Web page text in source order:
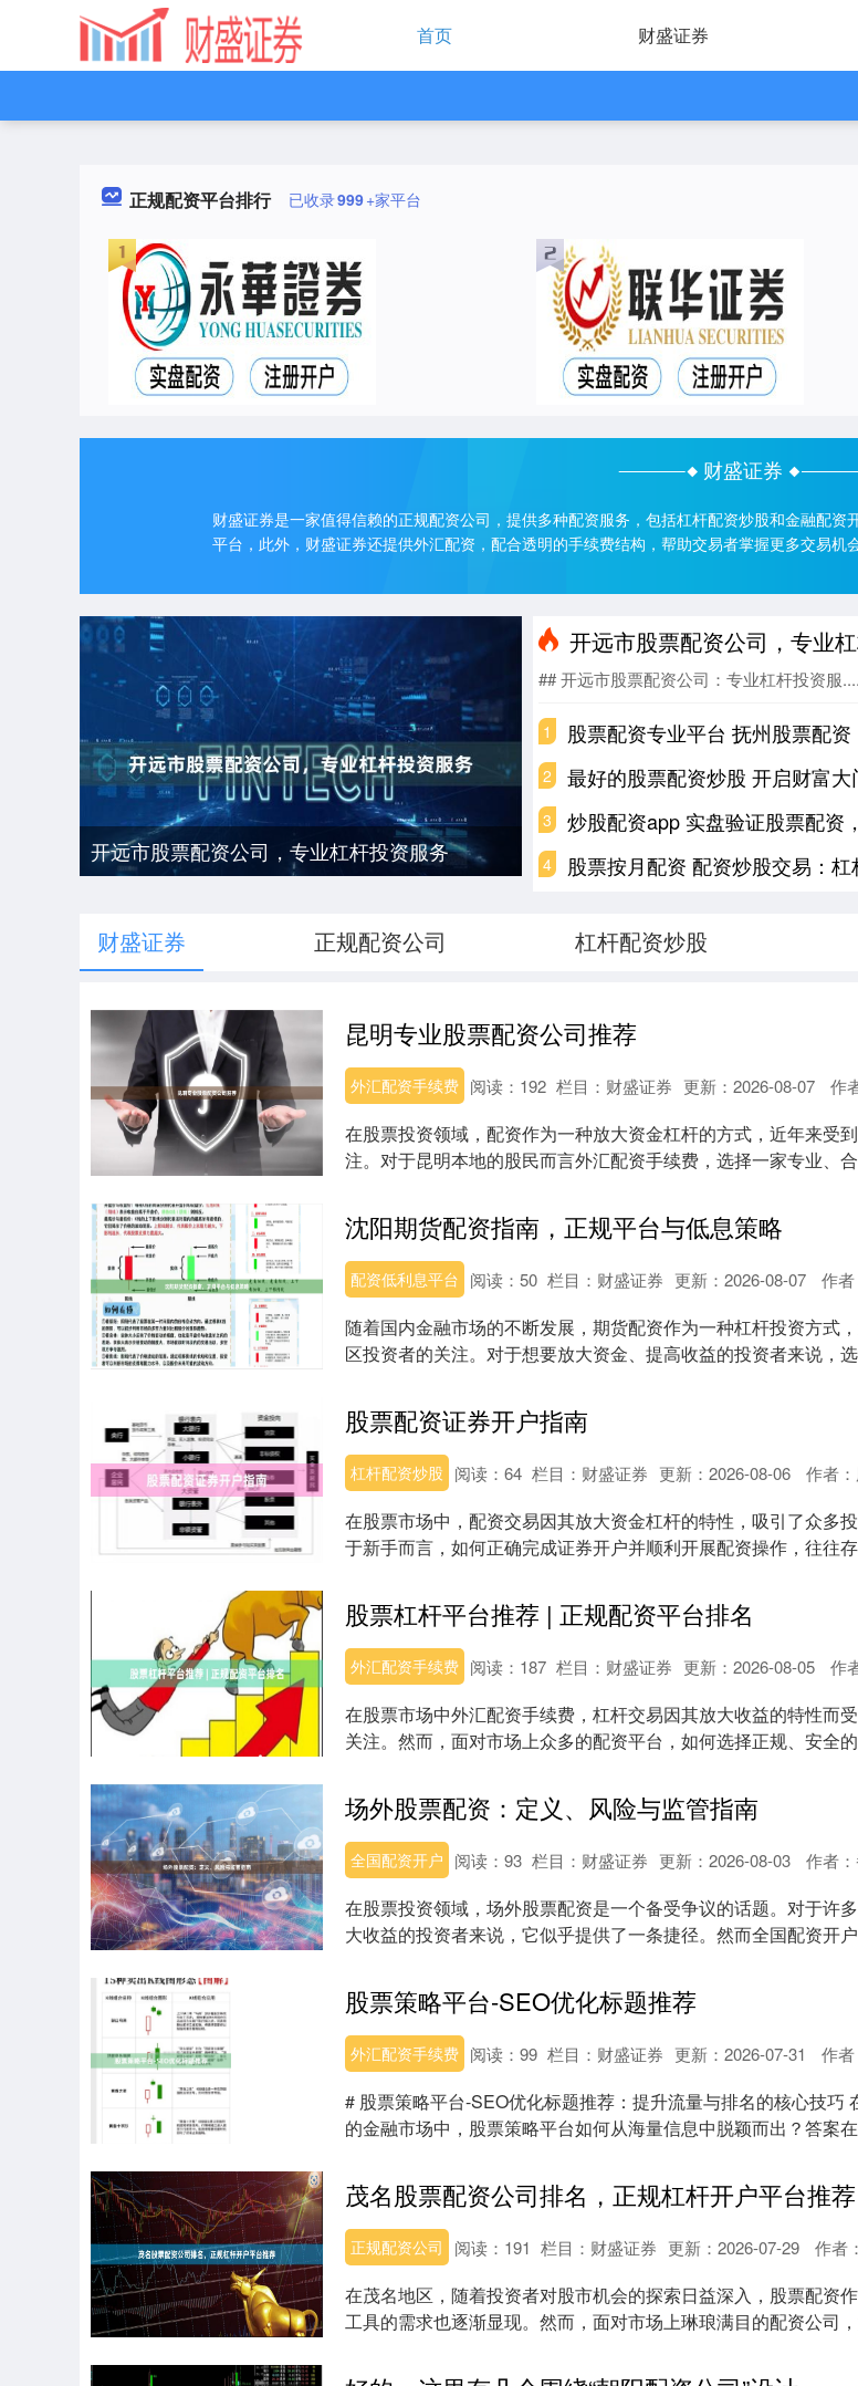
首页 财盛证券
正规配资平台排行 已收录999+家平台
财盛证券
财盛证券是一家值得信赖的正规配资公司，提供多种配资服务，包括杠杆配资炒股和金融配
平台，此外，财盛证券还提供外汇配资，配合透明的手续费结构，帮助交易者掌握更多交易机会
开远市股票配资公司，专业杠杆投资服务
开远市股票配资公司，专业杠杆
## 开远市股票配资公司：专业杠杆投资服....
1 股票配资专业平台 抚州股票配资：解锁财富新机遇，助力投资腾
2 最好的股票配资炒股 开启财富大门：股票配资，助你投资
3 炒股配资app 实盘验证股票配资，揭秘获
4 股票按月配资 配资炒股交易：杠杆背后的风险与规则
财盛证券 正规配资公司 杠杆配资炒股
昆明专业股票配资公司推荐
外汇配资手续费 更新：2026-08-07 作
阅读： 192 栏目： 财盛证券
在股票投资领域，配资作为一种放大资金杠杆的方式，近年来受
注。对于昆明本地的股民而言外汇配资手续费，选择一家专业、
沈阳期货配资指南，正规平台与低息策略
配资低利息平台 更新：2026-08-07 作
阅读： 50 栏目： 财盛证券
随着国内金融市场的不断发展，期货配资作为一种杠杆投资方式
区投资者的关注。对于想要放大资金、提高收益的投资者来说，
股票配资证券开户指南
杠杆配资炒股 更新：2026-08-06 作者
阅读： 64 栏目： 财盛证券
在股票市场中，配资交易因其放大资金杠杆的特性，吸引了众多
于新手而言，如何正确完成证券开户并顺利开展配资操作，往往
股票杠杆平台推荐 | 正规配资平台排名
外汇配资手续费 更新：2026-08-05 作
阅读： 187 栏目： 财盛证券
在股票市场中外汇配资手续费，杠杆交易因其放大收益的特性而
关注。然而，面对市场上众多的配资平台，如何选择正规、安全
场外股票配资：定义、风险与监管指南
全国配资开户 更新：2026-08-03 作者
阅读： 93 栏目： 财盛证券
在股票投资领域，场外股票配资是一个备受争议的话题。对于许
大收益的投资者来说，它似乎提供了一条捷径。然而全国配资开
股票策略平台-SEO优化标题推荐
外汇配资手续费 更新：2026-07-31 作
阅读： 99 栏目： 财盛证券
# 股票策略平台-SEO优化标题推荐：提升流量与排名的核心技巧
的金融市场中，股票策略平台如何从海量信息中脱颖而出？答案
茂名股票配资公司排名，正规杠杆开户平台推荐
正规配资公司 更新：2026-07-29 作者
阅读： 191 栏目： 财盛证券
在茂名地区，随着投资者对股市机会的探索日益深入，股票配资
工具的需求也逐渐显现。然而，面对市场上琳琅满目的配资公司